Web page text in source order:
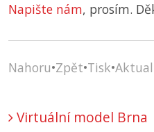
Napište nám, prosím.
Nahoru•Zpět•Tisk•
Virtuální model Brna